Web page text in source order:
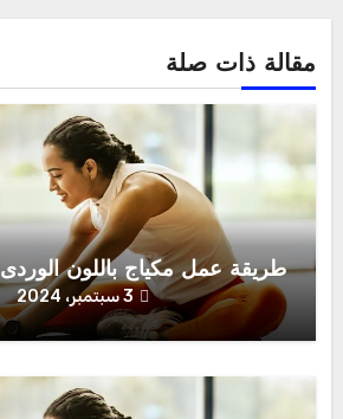
مقالة ذات صلة
طريقة عمل مكياج باللون الوردى
3 سبتمبر، 2024